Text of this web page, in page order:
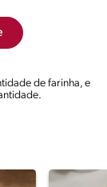
de farinha, e